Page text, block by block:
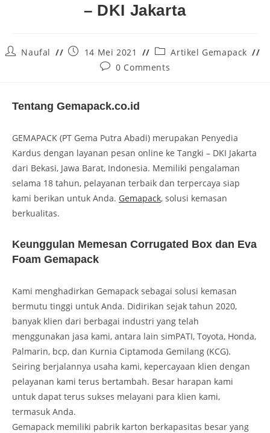
– DKI Jakarta
Naufal 14 Mei 2021
Artikel Gemapack
0 Comments
Tentang Gemapack.co.id
GEMAPACK (PT Gema Putra Abadi) merupakan Penyedia
Kardus dengan layanan pesan online ke Tangki – DKI Jakarta
dari Bekasi, Jawa Barat, Indonesia. Memiliki pengalaman
selama 18 tahun, pelayanan terbaik dan terpercaya siap
kami berikan untuk Anda. Gemapack, solusi kemasan
berkualitas.
Keunggulan Memesan Corrugated Box dan Eva
Foam Gemapack
Kami menghadirkan Gemapack sebagai solusi kemasan
bermutu tinggi untuk Anda. Didirikan sejak tahun 2020,
banyak klien dari berbagai industri yang telah
menggunakan jasa kami, antara lain simPATI, Toyota, Honda,
Palmarin, bcp, dan Kurnia Ciptamoda Gemilang (KCG).
Seiring berjalannya usaha kami, kepercayaan klien dengan
pelayanan kami terus bertambah. Besar harapan kami
untuk dapat terus sukses melayani para klien kami,
termasuk Anda.
Gemapack memiliki pabrik karton berkapasitas besar yang